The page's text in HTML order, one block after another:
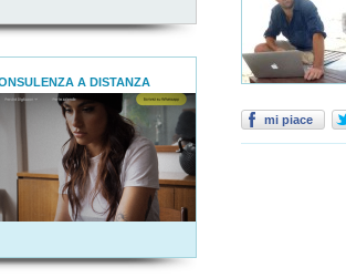
A DISTANZA
mi piace